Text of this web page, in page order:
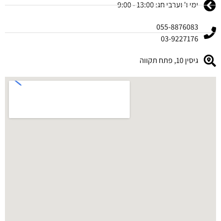
ימי ו' וערבי חג: 13:00 - 9:00
055-8876083
03-9227176
גיסין 10, פתח תקווה